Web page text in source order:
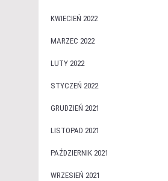
KWIECIEŃ 2022
MARZEC 2022
LUTY 2022
STYCZEŃ 2022
GRUDZIEŃ 2021
LISTOPAD 2021
PAŹDZIERNIK 2021
WRZESIEŃ 2021